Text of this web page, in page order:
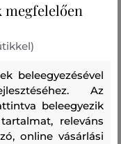
30%
megfelelően
beleegyezésével
Az
beleegyezik
releváns
online vásárlási